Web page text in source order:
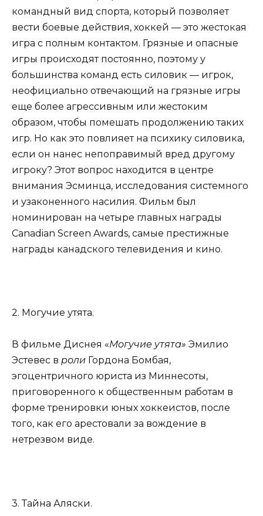
командный вид спорта, который позволяет
вести боевые действия, хоккей — это жестокая
игра с полным контактом. Грязные и опасные
игры происходят постоянно, поэтому у
большинства команд есть силовик — игрок,
неофициально отвечающий на грязные игры
еще более агрессивным или жестоким
образом, чтобы помешать продолжению таких
игр. Но как это повлияет на психику силовика,
если он нанес непоправимый вред другому
игроку? Этот вопрос находится в центре
внимания Эсминца, исследования системного
и узаконенного насилия. Фильм был
номинирован на четыре главных награды
Canadian Screen Awards, самые престижные
награды канадского телевидения и кино.
2. Могучие утята.
В фильме Диснея «Могучие утята» Эмилио
Эстевес в роли Гордона Бомбая,
эгоцентричного юриста из Миннесоты,
приговоренного к общественным работам в
форме тренировки юных хоккеистов, после
того, как его арестовали за вождение в
нетрезвом виде.
3. Тайна Аляски.